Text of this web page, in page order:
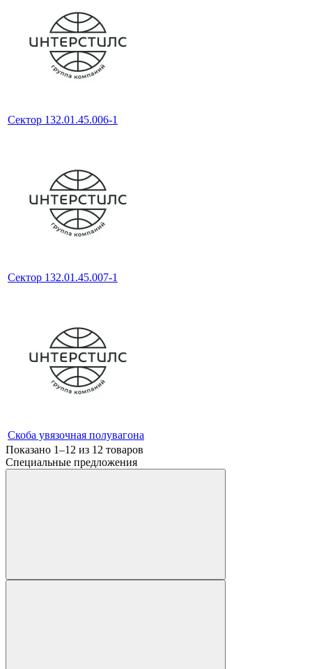
Сектор 132.01.45.006-1
Сектор 132.01.45.007-1
Скоба увязочная полувагона
Показано 1–12 из 12 товаров
Специальные предложения